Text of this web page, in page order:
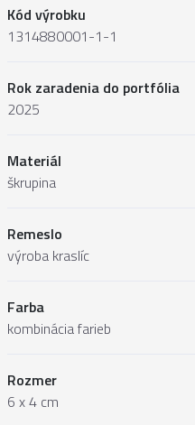
Kód výrobku
1314880001-1-1
Rok zaradenia do portfólia
2025
Materiál
škrupina
Remeslo
výroba kraslíc
Farba
kombinácia farieb
Rozmer
6 x 4 cm